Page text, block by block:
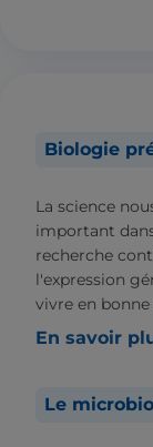
Biologie
La science
important
recherche
l'expression
vivre en bonne
En savoir
Le